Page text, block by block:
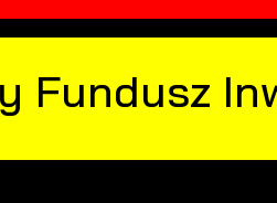
Fundusz